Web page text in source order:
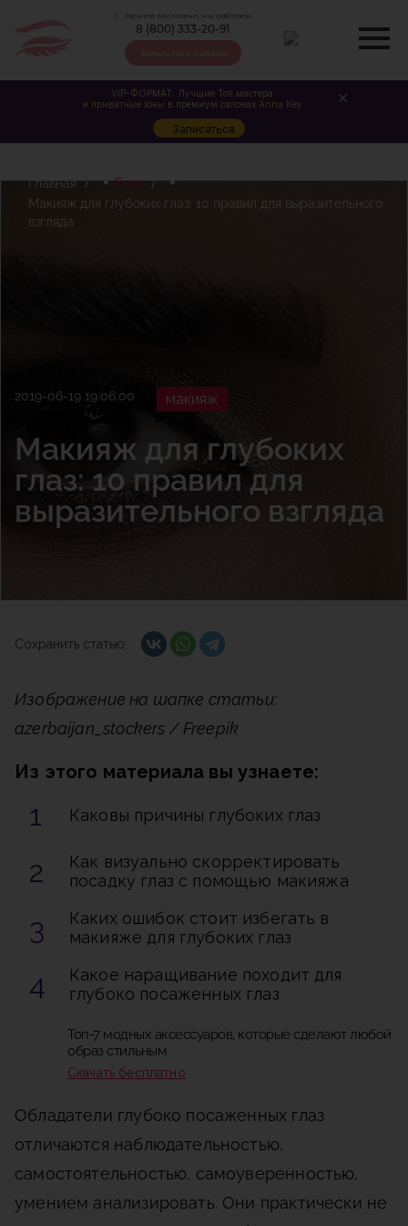
Звоните бесплатно, мы работаем
8 (800) 333-20-91
Записаться онлайн
Главная
Блог
Макияж для глубоких глаз: 10 правил для выразительного
взгляда
2019-06-19 19:06:00 макияж
Макияж для глубоких
глаз: 10 правил для
выразительного взгляда
Сохранить статью:
Изображение на шапке статьи:
azerbaijan_stockers / Freepik
Из этого материала вы узнаете:
Каковы причины глубоких глаз
Как визуально скорректировать
посадку глаз с помощью макияжа
Каких ошибок стоит избегать в
макияже для глубоких глаз
Какое наращивание походит для
глубоко посаженных глаз
Топ-7 модных аксессуаров, которые сделают любой
образ стильным
Скачать бесплатно
Обладатели глубоко посаженных глаз
отличаются наблюдательностью,
самостоятельностью, самоуверенностью,
умением анализировать. Они практически не
VIP-ФОРМАТ: Лучшие Топ мастера
и приватные зоны в премиум салонах Anna Key
Записаться